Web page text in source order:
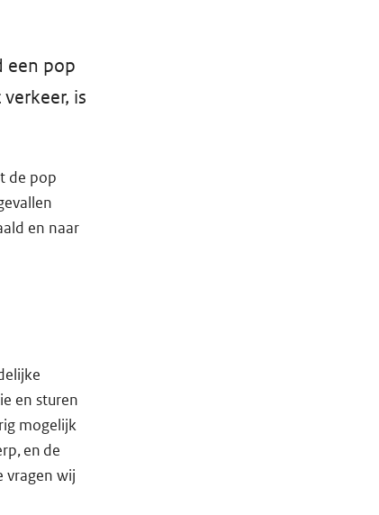
een pop
is
de pop
en naar
en sturen
mogelijk
en de
vragen wij